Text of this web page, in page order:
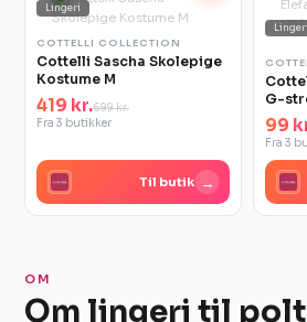
Lingeri
COTTELLI COLLECTION
Cottelli Sascha Skolepige
Kostume M
419 kr.699 kr.
Fra 3 butikker
Til butik →
G-
Satin
99
Fra 3
OM
Om lingeri til